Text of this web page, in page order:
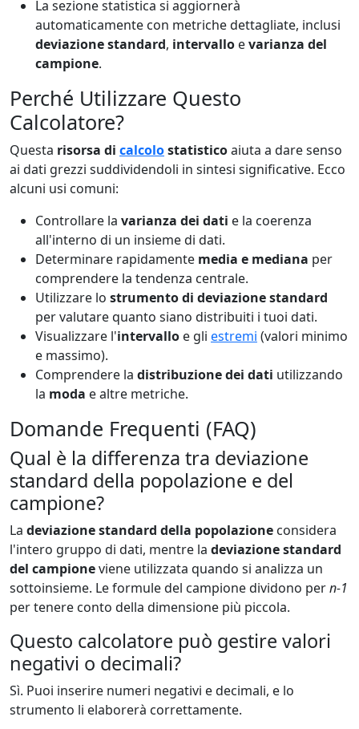
La sezione statistica si aggiornerà
automaticamente con metriche dettagliate, inclusi
deviazione standard, intervallo evarianza del
campione.
Perché Utilizzare Questo
Calcolatore?
Questa risorsa di calcolostatisticoaiuta a dare senso
ai dati grezzi suddividendoli in sintesi significative. Ecco
alcuni usi comuni:
Controllare la varianza dei dati e la coerenza
all'interno di un insieme di dati.
Determinare rapidamente media e mediana per
comprendere la tendenza centrale.
Utilizzare lo strumento di deviazione standard
per valutare quanto siano distribuiti i tuoi dati.
Visualizzare l'intervallo e gli estremi (valori minimo
e massimo).
Comprendere la distribuzione dei dati utilizzando
la moda e altre metriche.
Domande Frequenti (FAQ)
Qual è la differenza tra deviazione
standard della popolazione e del
campione?
La deviazione standard della popolazione considera
l'intero gruppo di dati, mentre la deviazione standard
del campioneviene utilizzata quando si analizza un
sottoinsieme. Le formule del campione dividono pern-1
per tenere conto della dimensione più piccola.
Questo calcolatore può gestire valori
negativi o decimali?
Sì. Puoi inserire numeri negativi e decimali, e lo
strumento li elaborerà correttamente.